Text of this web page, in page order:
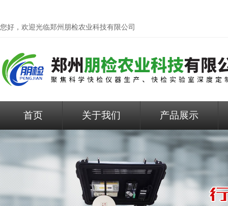
您好，欢迎光临郑州朋检农业科技有限公司
首页 关于我们 产品展示